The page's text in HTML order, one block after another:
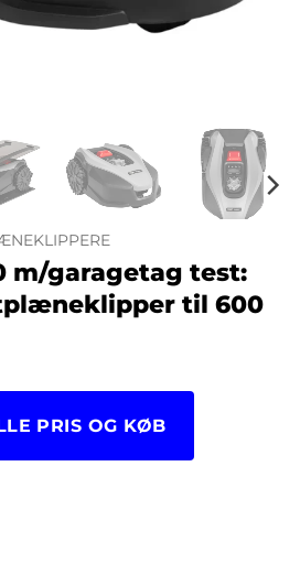
m/garagetag test:
til 600
PRIS OG KØB